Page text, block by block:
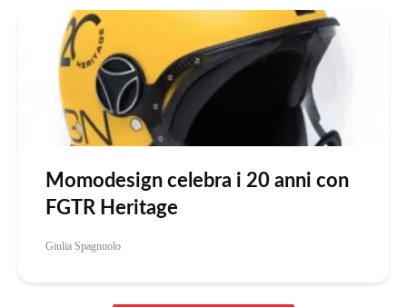
Momodesign celebra i 20 anni con
FGTR Heritage
Giulia Spagnuolo